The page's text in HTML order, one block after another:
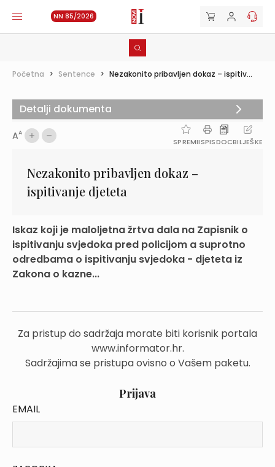
NN 85/2026
Početna > Sentence > Nezakonito pribavljen dokaz – ispitiv...
AA
SPREMIISPISDOCBILJEŠKE
Nezakonito pribavljen dokaz –
ispitivanje djeteta
Iskaz koji je maloljetna žrtva dala na Zapisnik o
ispitivanju svjedoka pred policijom a suprotno
odredbama o ispitivanju svjedoka - djeteta iz
Zakona o kazne...
Za pristup do sadržaja morate biti korisnik portala
www.informator.hr.
Sadržajima se pristupa ovisno o Vašem paketu.
Prijava
EMAIL
Detalji dokumenta